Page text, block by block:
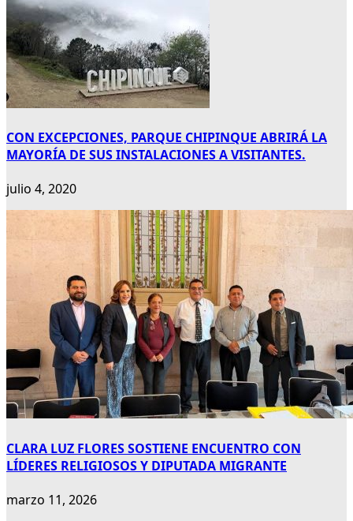
CON EXCEPCIONES, PARQUE CHIPINQUE ABRIRÁ LA
MAYORÍA DE SUS INSTALACIONES A VISITANTES.
julio 4, 2020
CLARA LUZ FLORES SOSTIENE ENCUENTRO CON
LÍDERES RELIGIOSOS Y DIPUTADA MIGRANTE
marzo 11, 2026